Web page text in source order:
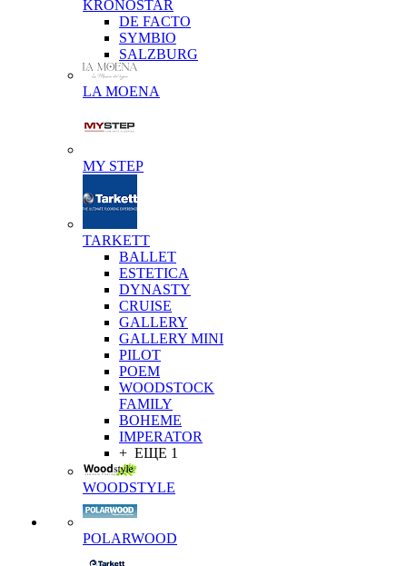
KRONOSTAR
DE FACTO
SYMBIO
SALZBURG
LA MOENA
MY STEP
TARKETT
BALLET
ESTETICA
DYNASTY
CRUISE
GALLERY
GALLERY MINI
PILOT
POEM
WOODSTOCK
FAMILY
BOHEME
IMPERATOR
+ ЕЩЕ 1
WOODSTYLE
POLARWOOD